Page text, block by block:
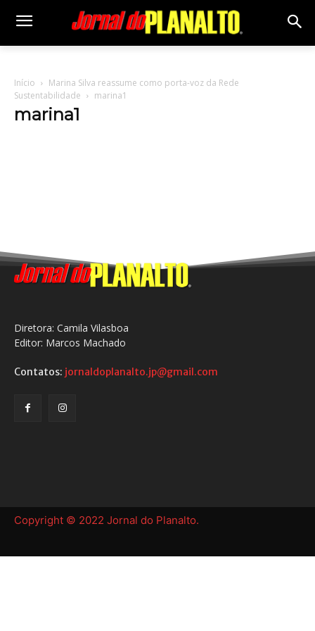
Início
Marina Silva reassume como porta-voz da Rede
Sustentabilidade
marina1
marina1
Diretora: Camila Vilasboa
Editor: Marcos Machado
Contatos: jornaldoplanalto.jp@gmail.com
Copyright © 2022 Jornal do Planalto.